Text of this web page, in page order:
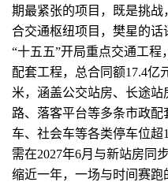
期最紧张的项目，既是挑
合交通枢纽项目，樊星的
“十五五”开局重点交通工
配套工程，总合同额17.4亿
米，涵盖公交站房、长途
路、落客平台等多条市政
车、社会车等各类停车位超
需在2027年6月与新站房同
缩近一年，一场与时间赛跑